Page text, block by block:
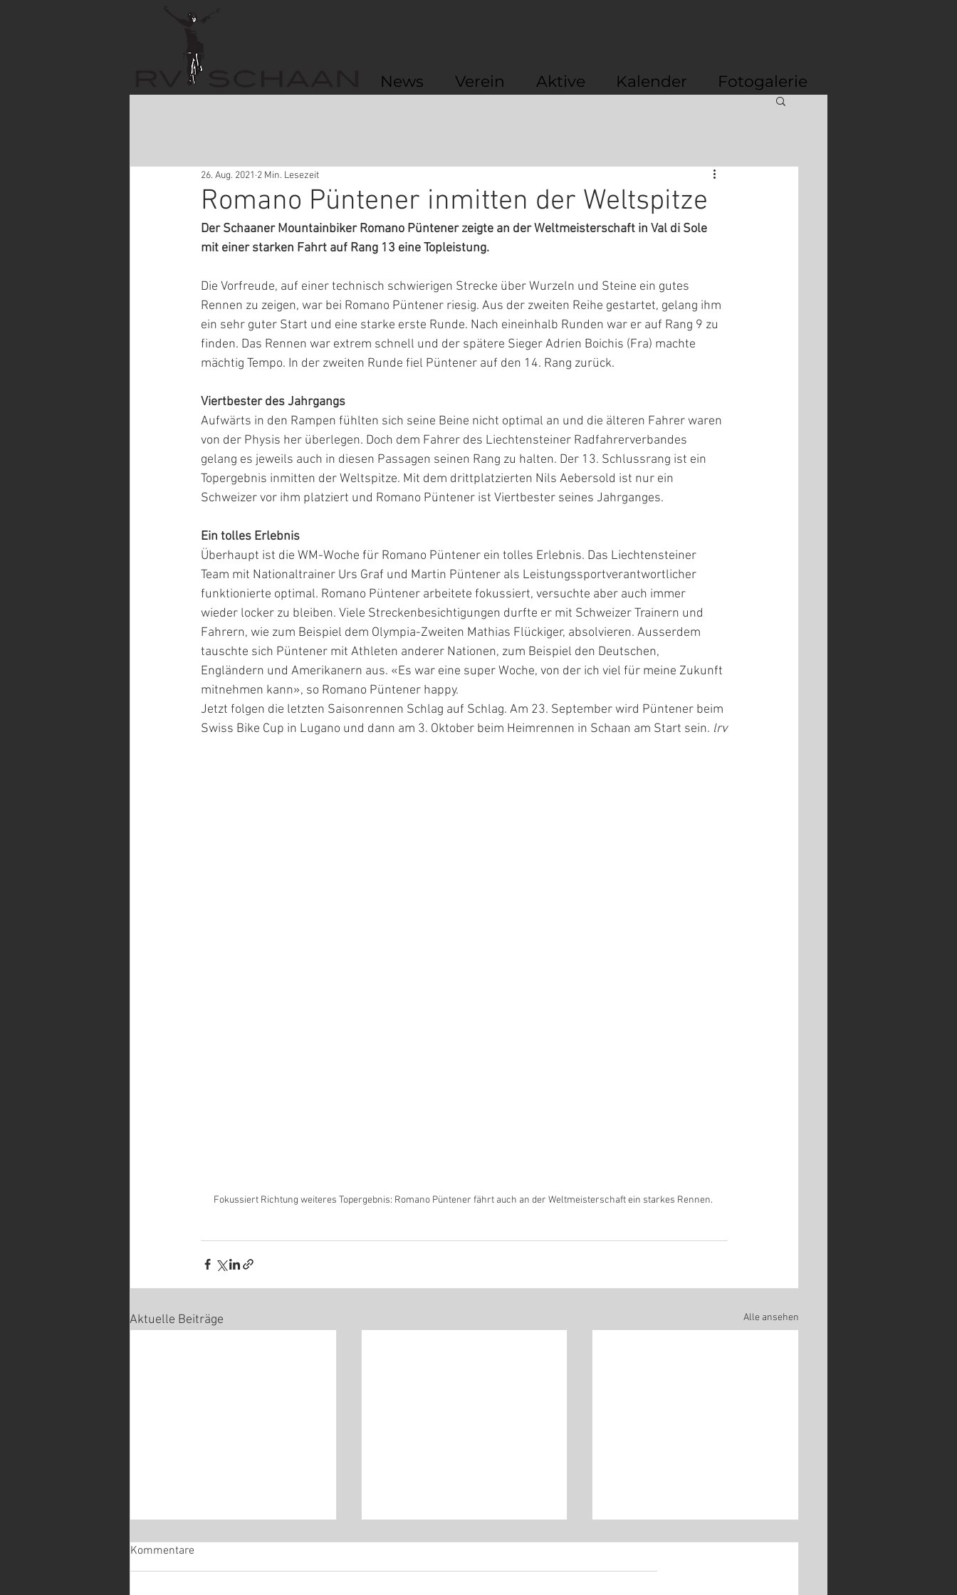
News Verein Aktive Kalender Fotogalerie
Romano Püntener inmitten der Weltspitze
26. Aug. 2021 2 Min. Lesezeit
Der Schaaner Mountainbiker Romano Püntener zeigte an der Weltmeisterschaft in Val di Sole
mit einer starken Fahrt auf Rang 13 eine Topleistung.
Die Vorfreude, auf einer technisch schwierigen Strecke über Wurzeln und Steine ein gutes
Rennen zu zeigen, war bei Romano Püntener riesig. Aus der zweiten Reihe gestartet, gelang ihm
ein sehr guter Start und eine starke erste Runde. Nach eineinhalb Runden war er auf Rang 9 zu
finden. Das Rennen war extrem schnell und der spätere Sieger Adrien Boichis (Fra) machte
mächtig Tempo. In der zweiten Runde fiel Püntener auf den 14. Rang zurück.
Viertbester des Jahrgangs
Aufwärts in den Rampen fühlten sich seine Beine nicht optimal an und die älteren Fahrer waren
von der Physis her überlegen. Doch dem Fahrer des Liechtensteiner Radfahrerverbandes
gelang es jeweils auch in diesen Passagen seinen Rang zu halten. Der 13. Schlussrang ist ein
Topergebnis inmitten der Weltspitze. Mit dem drittplatzierten Nils Aebersold ist nur ein
Schweizer vor ihm platziert und Romano Püntener ist Viertbester seines Jahrganges.
Ein tolles Erlebnis
Überhaupt ist die WM-Woche für Romano Püntener ein tolles Erlebnis. Das Liechtensteiner
Team mit Nationaltrainer Urs Graf und Martin Püntener als Leistungssportverantwortlicher
funktionierte optimal. Romano Püntener arbeitete fokussiert, versuchte aber auch immer
wieder locker zu bleiben. Viele Streckenbesichtigungen durfte er mit Schweizer Trainern und
Fahrern, wie zum Beispiel dem Olympia-Zweiten Mathias Flückiger, absolvieren. Ausserdem
tauschte sich Püntener mit Athleten anderer Nationen, zum Beispiel den Deutschen,
Engländern und Amerikanern aus. «Es war eine super Woche, von der ich viel für meine Zukunft
mitnehmen kann», so Romano Püntener happy.
Jetzt folgen die letzten Saisonrennen Schlag auf Schlag. Am 23. September wird Püntener beim
Swiss Bike Cup in Lugano und dann am 3. Oktober beim Heimrennen in Schaan am Start sein. lrv
Fokussiert Richtung weiteres Topergebnis: Romano Püntener fährt auch an der Weltmeisterschaft ein starkes Rennen.
Aktuelle Beiträge Alle ansehen
Kommentare